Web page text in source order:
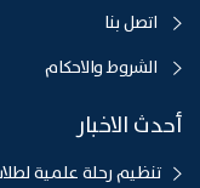
اتصل بنا
الشروط والاحكام
أحدث الاخبار
تنظيم رحلة علمية